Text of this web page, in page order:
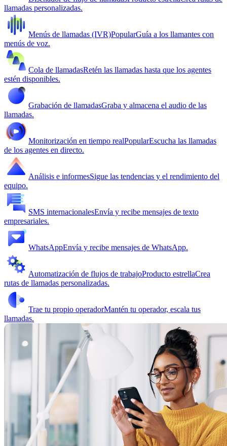
llamadas personalizadas.
Menús de llamadas (IVR)PopularGuía a los llamantes con
menús de voz.
Cola de llamadasRetén las llamadas hasta que los agentes
estén disponibles.
Grabación de llamadasGraba y almacena el audio de las
llamadas.
Monitorización en tiempo realPopularEscucha las llamadas
de los agentes en directo.
Análisis e informesSigue las tendencias y el rendimiento del
equipo.
SMS internacionalesEnvía y recibe mensajes de texto
empresariales.
WhatsAppEnvía y recibe mensajes de WhatsApp.
Automatización de flujos de trabajoProducto estrellaCrea
rutas de llamadas personalizadas.
Trae tu propio operadorMantén tu operador, escala tus
llamadas.